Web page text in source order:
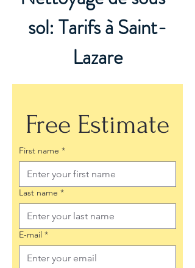
sol: Tarifs à Saint-
Lazare
Free Estimate
First name *
Last name *
E-mail *